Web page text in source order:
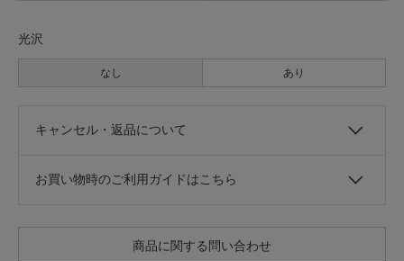
光沢
なし あり
キャンセル・返品について
お買い物時のご利用ガイドはこちら
商品に関する問い合わせ